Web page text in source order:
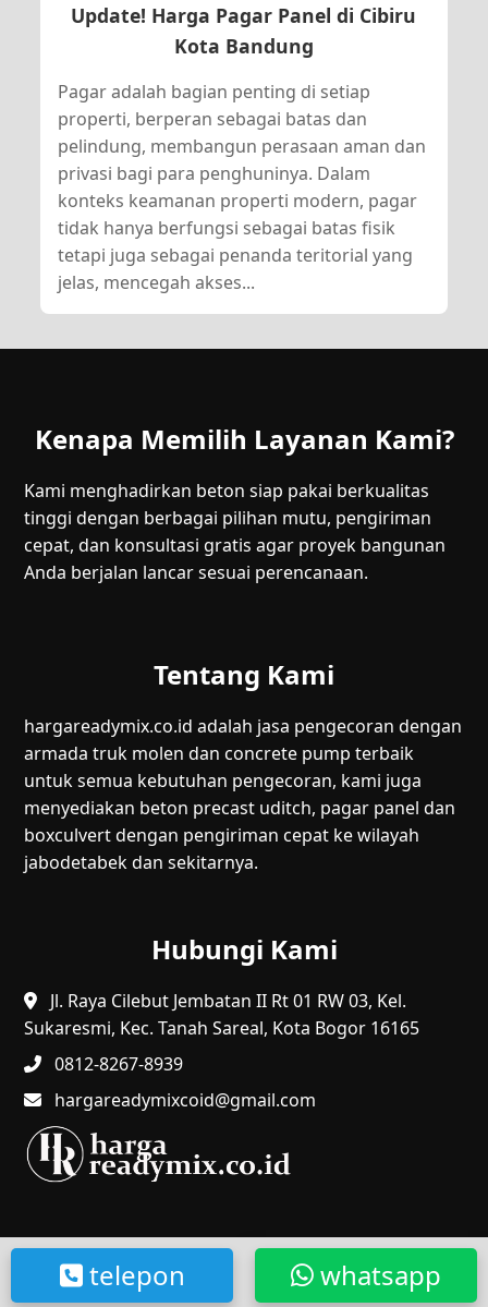
Update! Harga Pagar Panel di Cibiru
Kota Bandung
Pagar adalah bagian penting di setiap
properti, berperan sebagai batas dan
pelindung, membangun perasaan aman dan
privasi bagi para penghuninya. Dalam
konteks keamanan properti modern, pagar
tidak hanya berfungsi sebagai batas fisik
tetapi juga sebagai penanda teritorial yang
jelas, mencegah akses...
Kenapa Memilih Layanan Kami?
Kami menghadirkan beton siap pakai berkualitas
tinggi dengan berbagai pilihan mutu, pengiriman
cepat, dan konsultasi gratis agar proyek bangunan
Anda berjalan lancar sesuai perencanaan.
Tentang Kami
hargareadymix.co.id adalah jasa pengecoran dengan
armada truk molen dan concrete pump terbaik
untuk semua kebutuhan pengecoran, kami juga
menyediakan beton precast uditch, pagar panel dan
boxculvert dengan pengiriman cepat ke wilayah
jabodetabek dan sekitarnya.
Hubungi Kami
Jl. Raya Cilebut Jembatan II Rt 01 RW 03, Kel.
Sukaresmi, Kec. Tanah Sareal, Kota Bogor 16165
0812-8267-8939
hargareadymixcoid@gmail.com
@2024 HR. Hak Cipta Dilindungi.
whatsapp
telepon